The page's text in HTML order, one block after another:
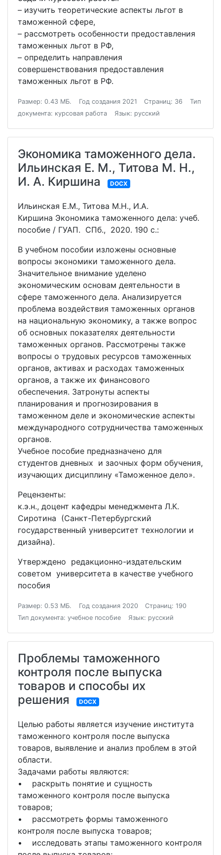
– изучить теоретические аспекты льгот в
таможенной сфере,
– рассмотреть особенности предоставления
таможенных льгот в РФ,
– определить направления
совершенствования предоставления
таможенных льгот в РФ.
Размер: 0.43 МБ. Год создания 2021 Страниц: 36
Тип
документа: курсовая работа
Язык: русский
Экономика таможенного дела.
Ильинская Е. М., Титова М. Н.,
И. А. Киршина
DOCX
Ильинская Е.М., Титова М.Н., И.А.
Киршина Экономика таможенного дела: учеб.
пособие / ГУАП. СПб., 2020. 190 с.:
В учебном пособии изложены основные
вопросы экономики таможенного дела.
Значительное внимание уделено
экономическим основам деятельности в
сфере таможенного дела. Анализируется
проблема воздействия таможенных органов
на национальную экономику, а также вопрос
об основных показателях деятельности
таможенных органов. Рассмотрены также
вопросы о трудовых ресурсов таможенных
органов, активах и расходах таможенных
органов, а также их финансового
обеспечения. Затронуты аспекты
планирования и прогнозирования в
таможенном деле и экономические аспекты
международного сотрудничества таможенных
органов.
Учебное пособие предназначено для
студентов дневных и заочных форм обучения,
изучающих дисциплину «Таможенное дело».
Рецензенты:
к.э.н., доцент кафедры менеджмента Л.К.
Сиротина (Санкт-Петербургский
государственный университет технологии и
дизайна).
Утверждено редакционно-издательским
советом университета в качестве учебного
пособия
Размер: 0.53 МБ. Год создания 2020
Страниц: 190
Тип документа: учебное пособие
Язык: русский
Проблемы таможенного
контроля после выпуска
товаров и способы их
решения
DOCX
Целью работы является изучение института
таможенного контроля после выпуска
товаров, выявление и анализ проблем в этой
области.
Задачами работы являются:
• раскрыть понятие и сущность
таможенного контроля после выпуска
товаров;
• рассмотреть формы таможенного
контроля после выпуска товаров;
• исследовать этапы таможенного контроля